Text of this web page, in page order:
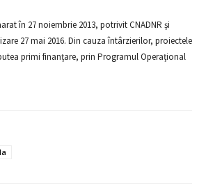
în 27 noiembrie 2013, potrivit CNADNR şi
27 mai 2016. Din cauza întârzierilor, proiectele
primi finanţare, prin Programul Operaţional